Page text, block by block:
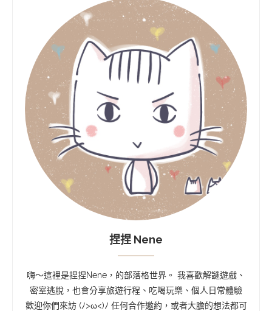
捏捏 Nene
嗨～這裡是捏捏Nene，的部落格世界。 我喜歡解謎遊戲、
密室逃脫，也會分享旅遊行程、吃喝玩樂、個人日常體驗
歡迎你們來訪 (ﾉ>ω<)ﾉ 任何合作邀約，或者大膽的想法都可